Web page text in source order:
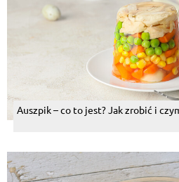
Kazimiera Sacha,
Bardzo dobra
Zdzisław Pilarski,
Auszpik – co to jest? Jak zrobić i